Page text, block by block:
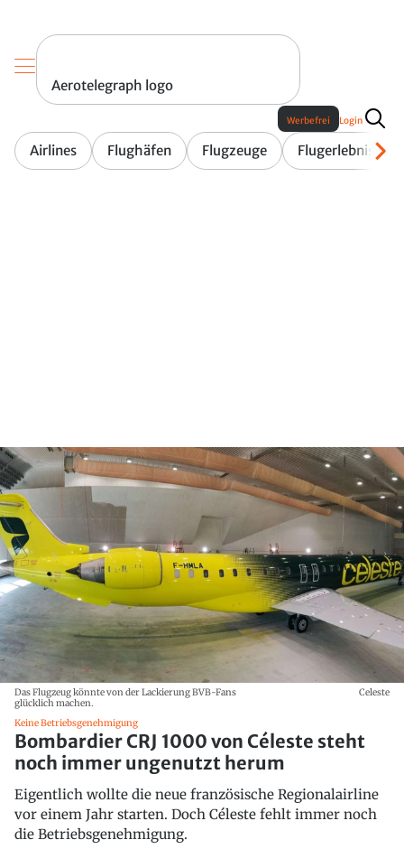
Aerotelegraph logo
Airlines Flughäfen Flugzeuge Flugerlebnis
Werbefrei Login
Das Flugzeug könnte von der Lackierung BVB-Fans
glücklich machen.
Celeste
Keine Betriebsgenehmigung
Bombardier CRJ 1000 von Céleste steht
noch immer ungenutzt herum
Eigentlich wollte die neue französische Regionalairline
vor einem Jahr starten. Doch Céleste fehlt immer noch
die Betriebsgenehmigung.